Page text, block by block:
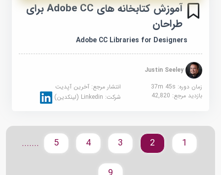
آموزش کتابخانه های Adobe CC برای
طراحان
Adobe CC Libraries for Designers
Justin Seeley
زمان دوره: 37m 45s
انتشار مرجع:آخرین آپدیت
بازدید مرجع:42,820 شرکت:Linkedin (لینکدین)
.......